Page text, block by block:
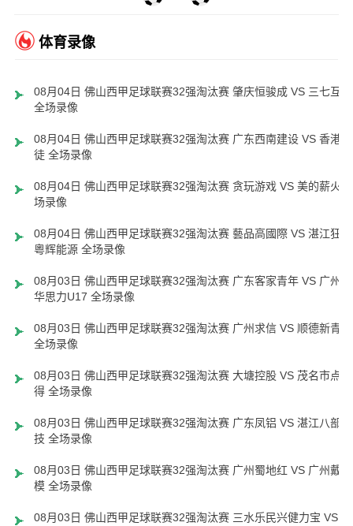
体育录像
08月04日 佛山西甲足球联赛32强淘汰赛 肇庆恒骏成 VS 三七互娱
全场录像
08月04日 佛山西甲足球联赛32强淘汰赛 广东西南建设 VS 香港圣
徒 全场录像
08月04日 佛山西甲足球联赛32强淘汰赛 贪玩游戏 VS 美的薪火
场录像
08月04日 佛山西甲足球联赛32强淘汰赛 藝品高國際 VS 湛江狂狼
粵辉能源 全场录像
08月03日 佛山西甲足球联赛32强淘汰赛 广东客家青年 VS 广州英
华思力U17 全场录像
08月03日 佛山西甲足球联赛32强淘汰赛 广州求信 VS 顺德新青年
全场录像
08月03日 佛山西甲足球联赛32强淘汰赛 大塘控股 VS 茂名市点都
得 全场录像
08月03日 佛山西甲足球联赛32强淘汰赛 广东凤铝 VS 湛江八部科
技 全场录像
08月03日 佛山西甲足球联赛32强淘汰赛 广州蜀地红 VS 广州戴拿
模 全场录像
08月03日 佛山西甲足球联赛32强淘汰赛 三水乐民兴健力宝 VS 中